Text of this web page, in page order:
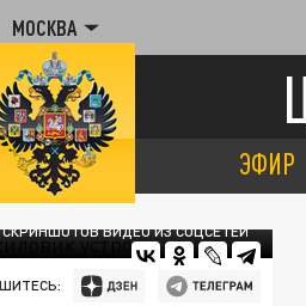
МОСКВА
ЭФИР
ВИДЕО ИЗ СОЦСЕТЕЙ